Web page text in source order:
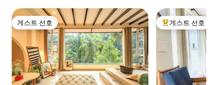
게스트 선호
게스트 선호 상위 게스트 선호
게스트 선호